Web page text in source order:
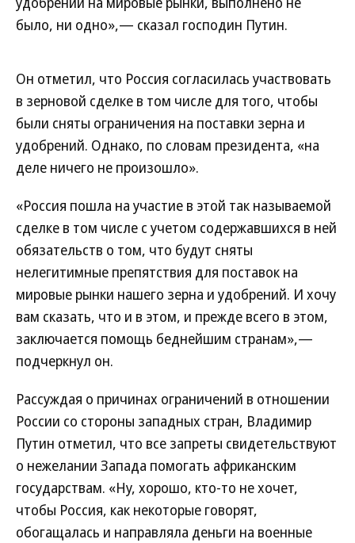
было, ни одно»,— сказал господин Путин.
Он отметил, что Россия согласилась участвовать
в зерновой сделке в том числе для того, чтобы
были сняты ограничения на поставки зерна и
удобрений. Однако, по словам президента, «на
деле ничего не произошло».
«Россия пошла на участие в этой так называемой
сделке в том числе с учетом содержавшихся в ней
обязательств о том, что будут сняты
нелегитимные препятствия для поставок на
мировые рынки нашего зерна и удобрений. И хочу
вам сказать, что и в этом, и прежде всего в этом,
заключается помощь беднейшим странам»,—
подчеркнул он.
Рассуждая о причинах ограничений в отношении
России со стороны западных стран, Владимир
Путин отметил, что все запреты свидетельствуют
о нежелании Запада помогать африканским
государствам. «Ну, хорошо, кто-то не хочет,
чтобы Россия, как некоторые говорят,
обогащалась и направляла деньги на военные